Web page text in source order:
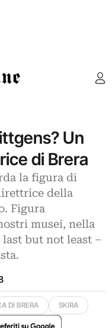
Un
di Brera
la figura di
della
Figura
musei, nella
but not least –
DI BRERA SKIRA